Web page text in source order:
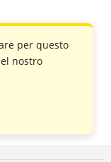
per questo
nostro